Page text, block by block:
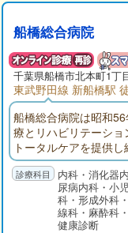
船橋総合病院
千葉県船橋市北本町1丁
東武野田線 新船橋駅
船橋総合病院は昭和
療とリハビリテーシ
トータルケアを提供し
内科・消化器
尿病内科・小
科・形成外科
線科・麻酔科
健康診断